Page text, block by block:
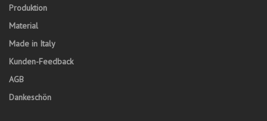
Produktion
Material
Made in Italy
Kunden-Feedback
AGB
Dankeschön